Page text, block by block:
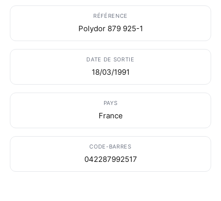
RÉFÉRENCE
Polydor 879 925-1
DATE DE SORTIE
18/03/1991
PAYS
France
CODE-BARRES
042287992517